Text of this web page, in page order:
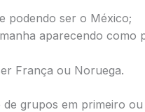
podendo ser o México;
aparecendo como
França ou Noruega.
grupos em primeiro ou